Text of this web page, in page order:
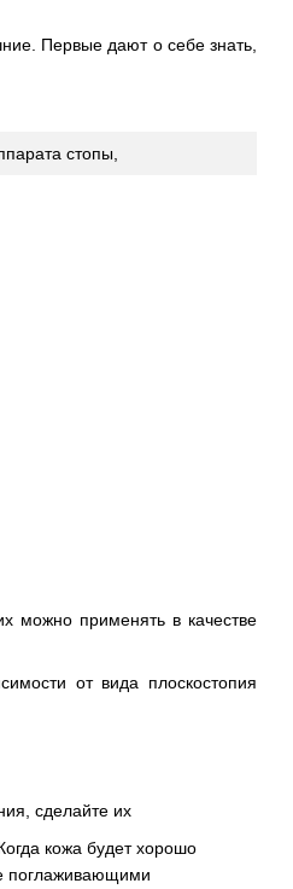
Первые дают о себе знать,
стопы,
можно применять в качестве
от вида плоскостопия
сделайте их
кожа будет хорошо
поглаживающими